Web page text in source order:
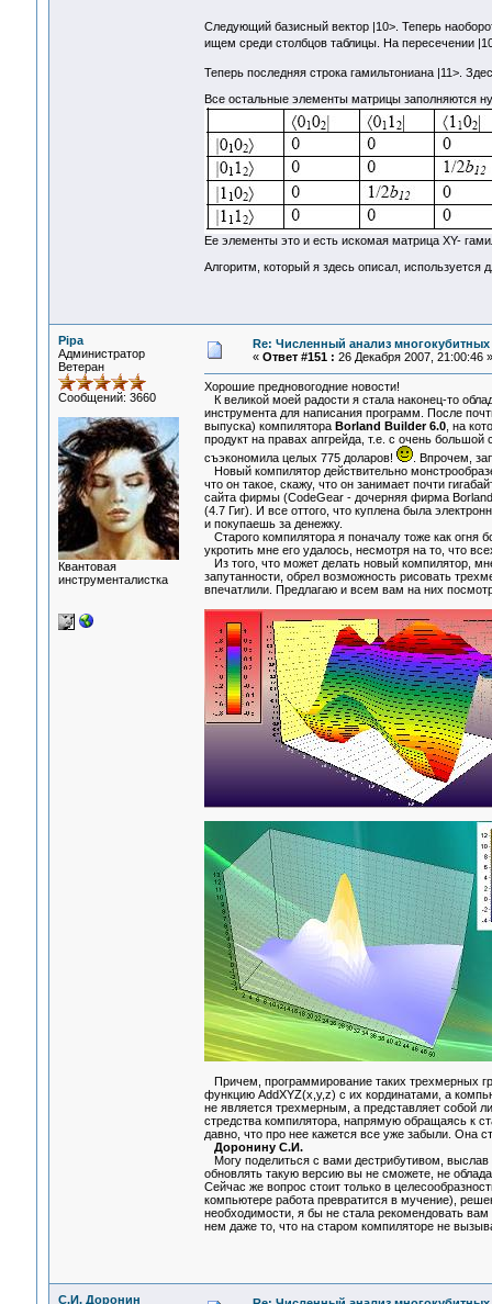
Следующий базисный вектор |10>. Теперь
ищем среди столбцов таблицы. На пересечении
Теперь последняя строка гамильтониана |11>.
Все остальные элементы матрицы заполняются
Ее элементы это и есть искомая матрица XY-
Алгоритм, который я здесь описал, используется
Pipa
Администратор
Ветеран
Сообщений: 3660
Квантовая
инструменталистка
Re: Численный анализ многокубитных
« Ответ #151 : 26 Декабря 2007, 21:00:46 »
Хорошие предновогодние новости!
К великой моей радости я стала наконец-то
инструмента для написания программ. После
выпуска) компилятора Borland Builder 6.0, на
продукт на правах апгрейда, т.е. с очень
съэкономила целых 775 доларов!
. Впрочем,
Новый компилятор действительно
что он такое, скажу, что он занимает почти
сайта фирмы (CodeGear - дочерняя фирма
(4.7 Гиг). И все оттого, что куплена была
и покупаешь за денежку.
Старого компилятора я поначалу тоже как огня
укротить мне его удалось, несмотря на то, что
Из того, что может делать новый компилятор,
запутанности, обрел возможность рисовать
впечатлили. Предлагаю и всем вам на них
Причем, программирование таких трехмерных
функцию AddXYZ(x,y,z) с их кординатами, а
не является трехмерным, а представляет собой
стредства компилятора, напрямую обращаясь к
давно, что про нее кажется все уже забыли. Она
Доронину С.И.
Могу поделиться с вами дестрибутивом,
обновлять такую версию вы не сможете, не
Сейчас же вопрос стоит только в
компьютере работа превратится в мучение),
необходимости, я бы не стала рекомендовать
нем даже то, что на старом компиляторе не
С.И. Доронин